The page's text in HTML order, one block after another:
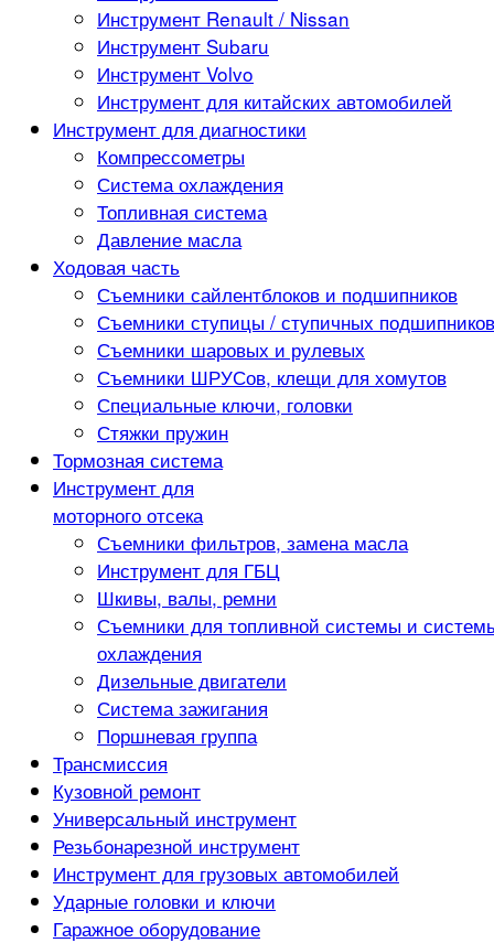
Инструмент Renault / Nissan
Инструмент Subaru
Инструмент Volvo
Инструмент для китайских автомобилей
Инструмент для диагностики
Компрессометры
Система охлаждения
Топливная система
Давление масла
Ходовая часть
Съемники сайлентблоков и подшипников
Съемники ступицы / ступичных подшипников
Съемники шаровых и рулевых
Съемники ШРУСов, клещи для хомутов
Специальные ключи, головки
Стяжки пружин
Тормозная система
Инструмент для
моторного отсека
Съемники фильтров, замена масла
Инструмент для ГБЦ
Шкивы, валы, ремни
Съемники для топливной системы и
охлаждения
Дизельные двигатели
Система зажигания
Поршневая группа
Трансмиссия
Кузовной ремонт
Универсальный инструмент
Резьбонарезной инструмент
Инструмент для грузовых автомобилей
Ударные головки и ключи
Гаражное оборудование